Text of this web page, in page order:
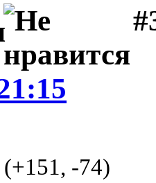
+151, -74)